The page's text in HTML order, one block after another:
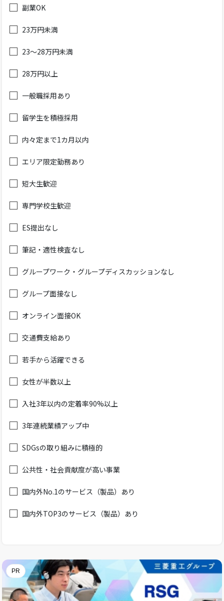
副業OK
23万円未満
23～28万円未満
28万円以上
一般職採用あり
留学生を積極採用
内々定まで1カ月以内
エリア限定勤務あり
短大生歓迎
専門学校生歓迎
ES提出なし
筆記・適性検査なし
グループワーク・グループディスカッションなし
グループ面接なし
オンライン面接OK
交通費支給あり
若手から活躍できる
女性が半数以上
入社3年以内の定着率90%以上
3年連続業績アップ中
SDGsの取り組みに積極的
公共性・社会貢献度が高い事業
国内外No.1のサービス（製品）あり
国内外TOP3のサービス（製品）あり
PR